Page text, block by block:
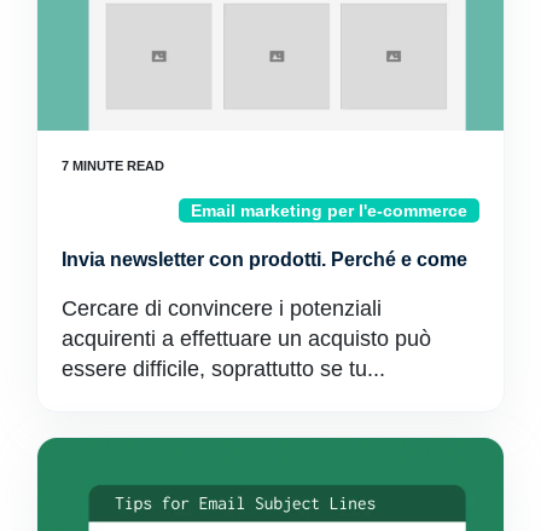
Email marketing per l'e-commerce
Invia newsletter con prodotti. Perché e come
Cercare di convincere i potenziali
acquirenti a effettuare un acquisto può
essere difficile, soprattutto se tu...